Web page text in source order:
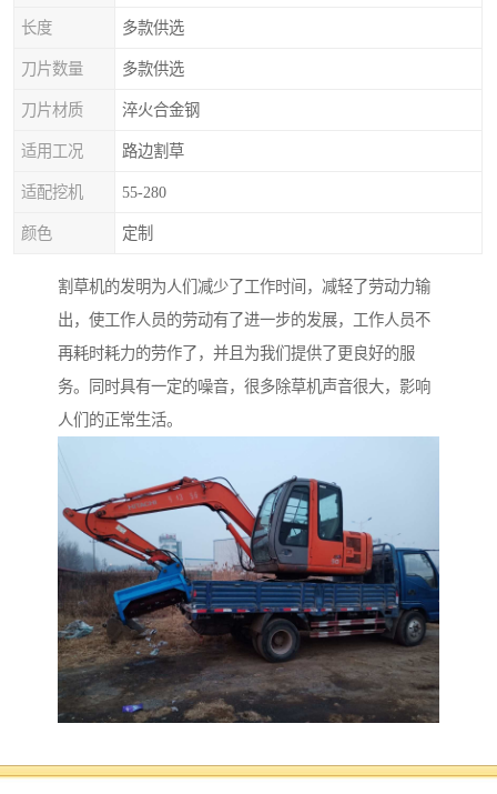
长度 多款供选
刀片数量 多款供选
刀片材质 淬火合金钢
适用工况 路边割草
适配挖机 55-280
颜色 定制
割草机的发明为人们减少了工作时间，减轻了劳动力输
出，使工作人员的劳动有了进一步的发展，工作人员不
再耗时耗力的劳作了，并且为我们提供了更良好的服
务。同时具有一定的噪音，很多除草机声音很大，影响
人们的正常生活。
安全性有三个方面：一是对机械本身的安全性，以防止